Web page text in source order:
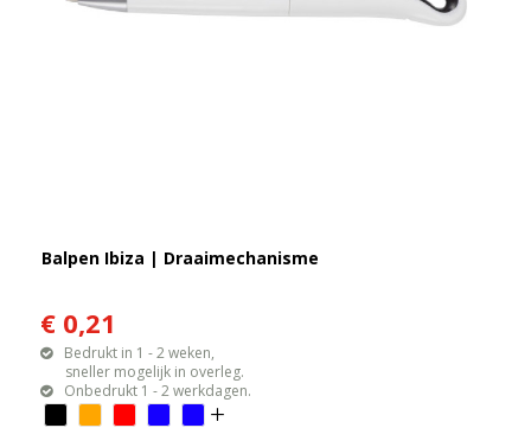
Balpen Ibiza | Draaimechanisme
€ 0,21
Bedrukt in 1 - 2 weken,
sneller mogelijk in overleg.
Onbedrukt 1 - 2 werkdagen.